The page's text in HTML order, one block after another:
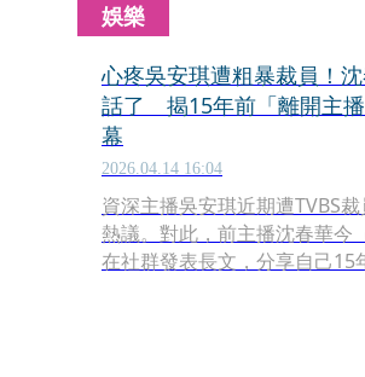
娛樂
心疼吳安琪遭粗暴裁員！
話了 揭15年前「離開主
幕
2026.04.14 16:04
資深主播吳安琪近期遭TVBS
熱議。對此，前主播沈春華今
在社群發表長文，分享自己15